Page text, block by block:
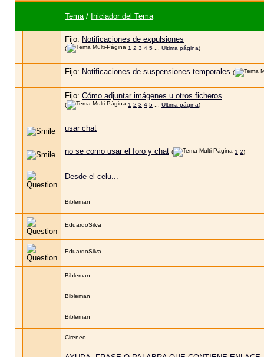
Tema/ Iniciador del Tema
Fijo: Notificaciones de expulsiones
( 1 2 3 4 5 Ultima página)
Fijo: Notificaciones de suspensiones temporales (
Fijo: Cómo adjuntar imágenes u otros ficheros
( 1 2 3 4 5 Ultima página)
usar chat
no se como usar el foro y chat ( 1 2)
Desde el celu...
Bibleman
EduardoSilva
EduardoSilva
Bibleman
Bibleman
Bibleman
Cireneo